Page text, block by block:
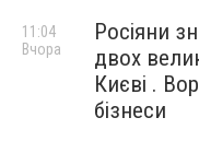
Росіяни
двох
Києві .
бізнеси
11:04
Вчора